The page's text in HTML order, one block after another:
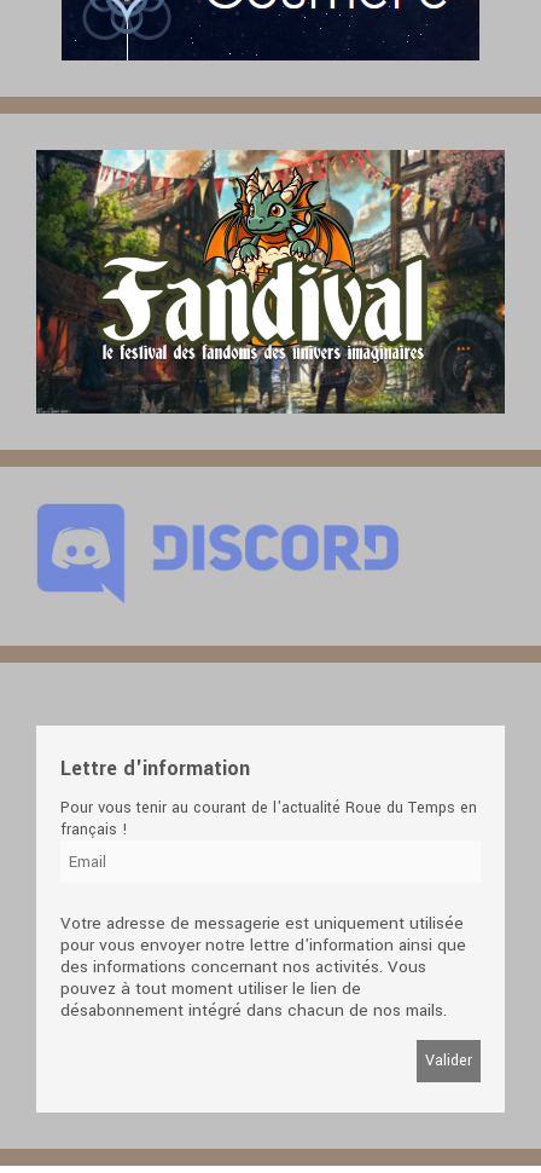
Lettre d'information
Pour vous tenir au courant de l'actualité Roue du Temps en
français !
Votre adresse de messagerie est uniquement utilisée
pour vous envoyer notre lettre d'information ainsi que
des informations concernant nos activités. Vous
pouvez à tout moment utiliser le lien de
désabonnement intégré dans chacun de nos mails.